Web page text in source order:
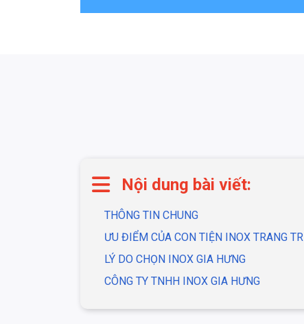
Nội dung bài viết:
THÔNG TIN CHUNG
ƯU ĐIỂM CỦA CON TIỆN INOX TRANG TRÍ
LÝ DO CHỌN INOX GIA HƯNG
CÔNG TY TNHH INOX GIA HƯNG